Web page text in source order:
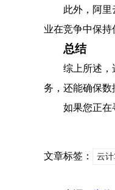
此外，阿里
业在竞争中保持
总结
综上所述，
务，还能确保数
如果您正在
文章标签： 云